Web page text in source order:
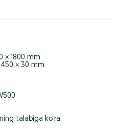
× 1800 mm
× 30 mm
talabiga ko‘ra